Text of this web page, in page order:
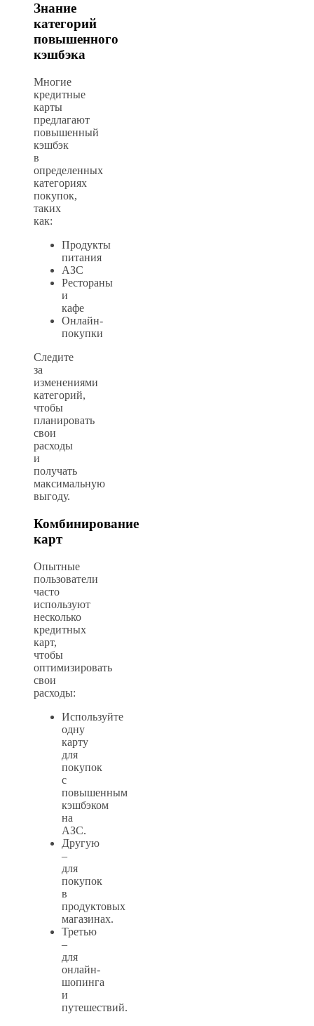
Знание
категорий
повышенного
кэшбэка
Многие
кредитные
карты
предлагают
повышенный
кэшбэк
в
определенных
категориях
покупок,
таких
как:
Продукты
питания
АЗС
Рестораны
и
кафе
Онлайн-
покупки
Следите
за
изменениями
категорий,
чтобы
планировать
свои
расходы
и
получать
максимальную
выгоду.
Комбинирование
карт
Опытные
пользователи
часто
используют
несколько
кредитных
карт,
чтобы
оптимизировать
свои
расходы:
Используйте
одну
карту
для
покупок
с
повышенным
кэшбэком
на
АЗС.
Другую
–
для
покупок
в
продуктовых
магазинах.
Третью
–
для
онлайн-
шопинга
и
путешествий.